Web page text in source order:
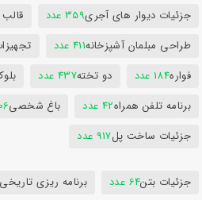
جزئیات دیوار های آجری359 عدد
طراحی مبلمان آشپزخانه411 عدد
فواره184 عدد دو تخته437 عدد
برنامه تلفن همراه42 عدد باغ شخصی
جزئیات ساخت پل917 عدد
جزئیات بتن64 عدد برنامه ریزی تاریخی